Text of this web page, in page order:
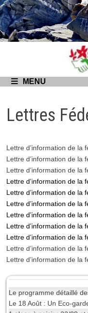
Passer
MENU
Lettres
Lettre d’information de la
Lettre d’information de la
Lettre d’information de la
Lettre d’information de la
Lettre d’information de la
Lettre d’information de la
Lettre d’information de la
Lettre d’information de la
Lettre d’information de la
Lettre d’information de la
Lettre d’information de la
Le programme détaillé
Le 18 Août : Un Eco-